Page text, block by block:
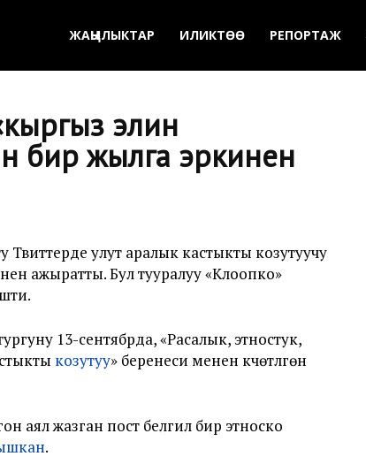
ЖАҢЫЛЫКТАР ИЛИКТӨӨ РЕПОРТАЖ
элин
бир жылга эркинен
улут аралык кастыкты козутуучу
ажыратты. Бул тууралуу «Клоопко»
13-сентябрда, «Расалык, этностук,
козутуу» беренеси менен күчөтүлгөн
аял жазган пост белгилүү бир этноско
.